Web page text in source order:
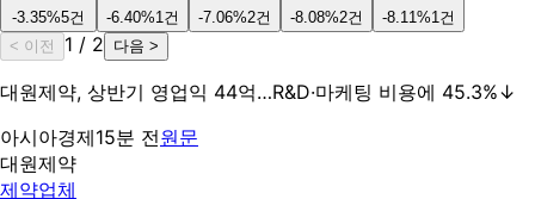
-3.35%5건
-6.40%1건
-7.06%2건
-8.08%2건
-8.11%1건
< 이전
1 / 2 다음 >
대원제약, 상반기 영업익 44억…R&D·마케팅 비용에 45.3%↓
아시아경제15분 전원문
대원제약
제약업체